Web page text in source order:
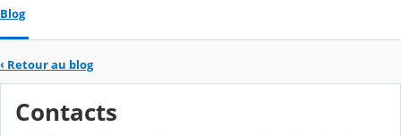
Blog
‹ Retour au blog
Contacts